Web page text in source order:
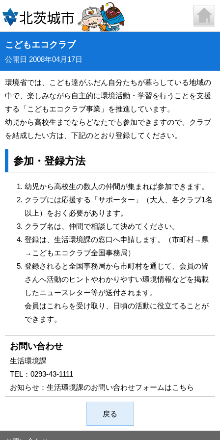
こどもエコクラブ
公開日 2008年04月17日
環境省では、こども達がふだん自分たちが暮らしている地域の
中で、楽しみながら自主的に環境活動・学習を行うことを支援
する「こどもエコクラブ事業」を推進しています。
幼児から高校生までならどなたでも参加できますので、クラブ
を結成したい方は、下記のとおり登録してください。
参加・登録方法
幼児から高校生の数人の仲間が集まれば参加できます。
クラブには応援する「サポーター」（大人、各クラブ1名
以上）をおく必要があります。
クラブ名は、仲間で相談して決めてください。
登録は、生活環境課の窓口へ申請します。（市町村→県
→こどもエコクラブ全国事務局）
登録されると全国事務局から市町村を通じて、会員の皆
さんへ活動のヒントやわかりやすい環境情報などを掲載
したニュースレター等が送付されます。
会員はこれらを受け取り、日頃の活動に役立てることが
できます。
お問い合わせ
生活環境課
TEL： 0293-43-1111
お知らせ： 生活環境課のお問い合わせフォームはこちら
戻る